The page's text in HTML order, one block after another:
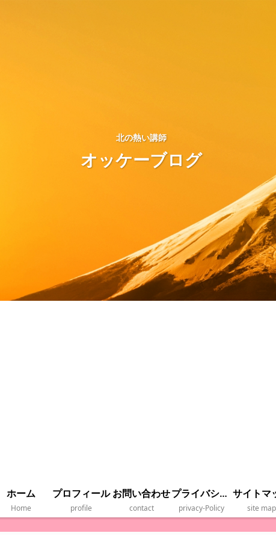
北の熱い講師
オッケーブログ
ホーム
Home
プロフィール
profile
お問い合わせ
contact
プライバシーポリシー
privacy‐Policy
サイトマ
site map